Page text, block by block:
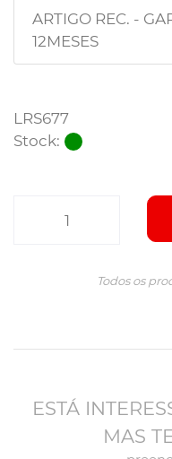
ARTIGO REC. -
12MESES
LRS677
Stock:
Todos os
ESTÁ
MAS